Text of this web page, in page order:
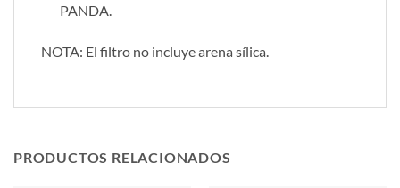
PANDA.
NOTA: El filtro no incluye arena sílica.
PRODUCTOS RELACIONADOS